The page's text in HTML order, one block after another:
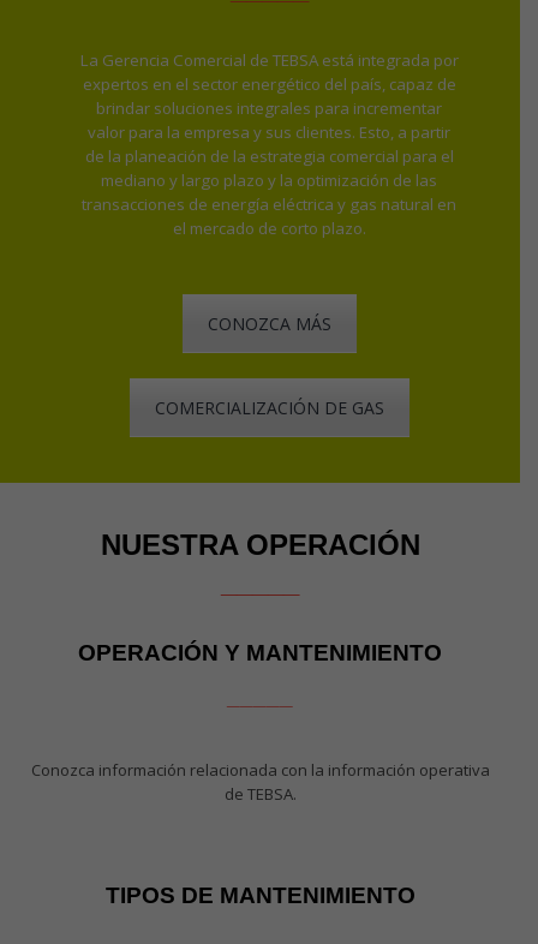
La Gerencia Comercial de TEBSA está integrada por
expertos en el sector energético del país, capaz de
brindar soluciones integrales para incrementar
valor para la empresa y sus clientes. Esto, a partir
de la planeación de la estrategia comercial para el
mediano y largo plazo y la optimización de las
transacciones de energía eléctrica y gas natural en
el mercado de corto plazo.
CONOZCA MÁS
COMERCIALIZACIÓN DE GAS
NUESTRA OPERACIÓN
OPERACIÓN Y MANTENIMIENTO
Conozca información relacionada con la información operativa
de TEBSA.
TIPOS DE MANTENIMIENTO